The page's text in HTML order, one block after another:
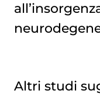
Altri studi